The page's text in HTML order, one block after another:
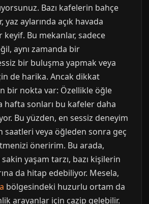
Bazı kafelerin bahçe
aylarında açık havada
keyif. Bu mekanlar, sadece
aynı zamanda bir
bir buluşma yapmak veya
de harika. Ancak dikkat
bir nokta var: Özellikle öğle
hafta sonları bu kafeler daha
Bu yüzden, en sessiz deneyim
saatleri veya öğleden sonra geç
öneririm. Bu arada,
yaşam tarzı, bazı kişilerin
da hitap edebiliyor. Mesela,
bölgesindeki huzurlu ortam da
arayanlar için cazip gelebilir.